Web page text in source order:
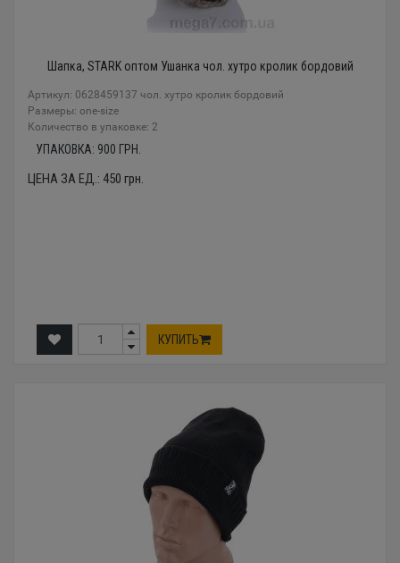
Шапка, STARK оптом Ушанка чол. хутро кролик бордовий
Артикул: 0628459137 чол. хутро кролик бордовий
Размеры: one-size
Количество в упаковке: 2
УПАКОВКА: 900 ГРН.
ЦЕНА ЗА ЕД.: 450 грн.
КУПИТЬ